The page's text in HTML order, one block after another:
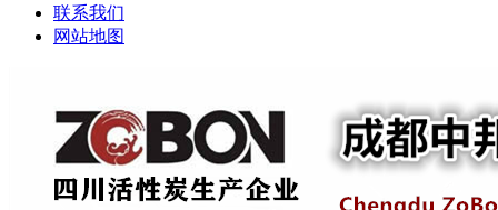
联系我们
网站地图